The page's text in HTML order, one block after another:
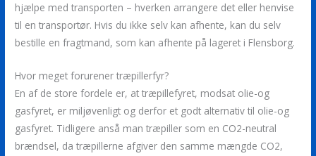
hjælpe med transporten – hverken arrangere det eller henvise
til en transportør. Hvis du ikke selv kan afhente, kan du selv
bestille en fragtmand, som kan afhente på lageret i Flensborg.
Hvor meget forurener træpillerfyr?
En af de store fordele er, at træpillefyret, modsat olie-og
gasfyret, er miljøvenligt og derfor et godt alternativ til olie-og
gasfyret. Tidligere anså man træpiller som en CO2-neutral
brændsel, da træpillerne afgiver den samme mængde CO2,